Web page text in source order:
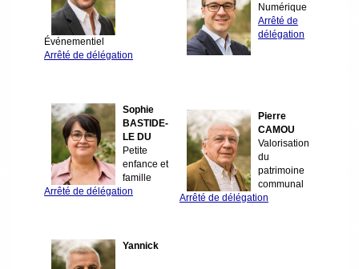
Événementiel
Arrêté de délégation
Numérique
Arrêté de
délégation
Sophie
BASTIDE-
LE DU
Petite
enfance et
famille
Arrêté de délégation
Pierre
CAMOU
Valorisation
du
patrimoine
communal
Arrêté de délégation
Yannick